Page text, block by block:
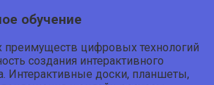
обучение
цифровых технологий
создания интерактивного
Интерактивные доски, планшеты,